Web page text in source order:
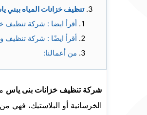
تنظيف خزانات المياه ببني
أقرأ ايضا : شركة تنظيف
أقرأ ايضًا : شركة تنظيف
من أعمالنا:
شركة تنظيف خزانات بنى ياس
الخرسانية أو البلاستيك،